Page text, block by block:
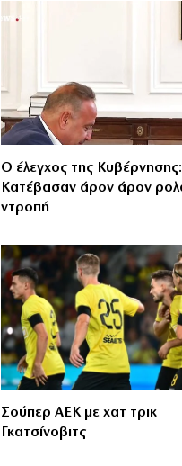
Ο έλεγχος της Κυβέρνησης:
Κατέβασαν άρον άρον
ντροπή
Σούπερ ΑΕΚ με χατ τρικ
Γκατσίνοβιτς